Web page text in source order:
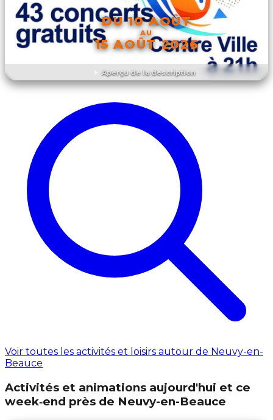
Aperçu de la description
DU 10 AOÛT
AU
15 AOÛT 2026
DÉCOUVRIR L'ÉVÉNEMENT
Voir toutes les activités et loisirs autour de Neuvy-en-
Beauce
Activités et animations aujourd'hui et ce
week‑end près de Neuvy-en-Beauce